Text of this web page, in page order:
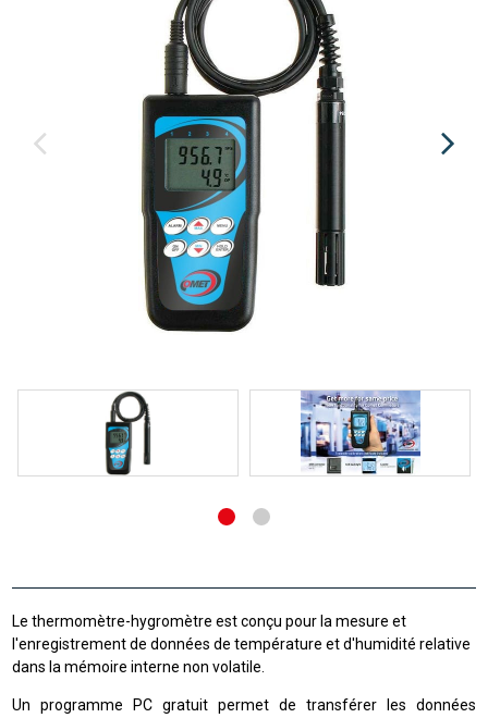
Le thermomètre-hygromètre est conçu pour la mesure et
l'enregistrement de données de température et d'humidité relative
dans la mémoire interne non volatile.
Un programme PC gratuit permet de transférer les données